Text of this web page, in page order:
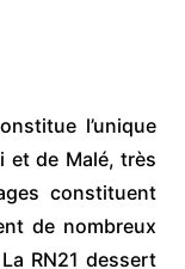
l’unique
et de Malé, très
constituent
de nombreux
RN21 dessert